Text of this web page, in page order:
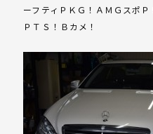
ーフティＰＫＧ！ＡＭＧスポ
ＰＴＳ！Ｂカメ！